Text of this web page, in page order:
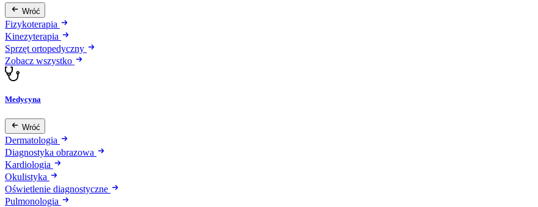
Wróć
Fizykoterapia
Kinezyterapia
Sprzęt ortopedyczny
Zobacz wszystko
Medycyna
Wróć
Dermatologia
Diagnostyka obrazowa
Kardiologia
Okulistyka
Oświetlenie diagnostyczne
Pulmonologia